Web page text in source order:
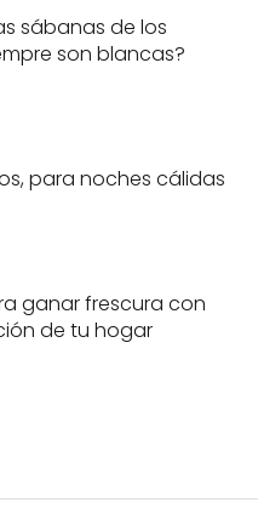
sábanas de los
son blancas?
para noches cálidas
ganar frescura con
de tu hogar